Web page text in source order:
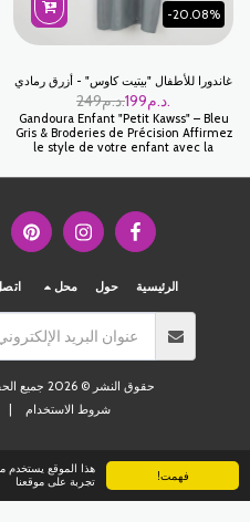
فهمت!
هذا الموقع
تجربة على موقعنا
-20.08%
غاندورا للأطفال "بيتيت كاوس" - أزرق رمادي
249 د.م.199 د.م.
Gandoura Enfant "Petit Kawss" – Bleu
Gris & Broderies de Précision Affirmez
le style de votre enfant avec la
Gris. Cette teinte sophistiquée, à la
aux couleurs classiques. Conçue pour
allier aisance et élégance, elle est
parfaite pour les cérémonies
الرئيسية حول محل
حقوق النشر © 2026 جميع الحقوق محفوظة -
شروط الاستخدام |